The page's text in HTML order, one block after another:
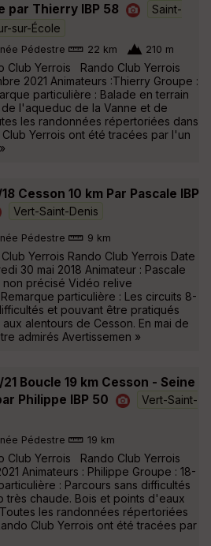
par Thierry IBP 58
Saint-
sur-École
Pédestre 22 km 210 m
Club Yerrois Rando Club Yerrois
2021 Animateurs :Thierry Groupe :
particulière : Balade en terrain
l'aqueduc de la Vanne et de
les randonnées répertoriées dans
Yerrois ont été tracées par l'un
Cesson 10 km Par Pascale IBP
Vert-Saint-Denis
Pédestre 9 km
Yerrois Rando Club Yerrois Date
30 mai 2018 Animateur : Pascale
non précisé Vidéo relive
particulière : Les circuits 8-
et pouvant être pratiqués
alentours de Cesson. En mai de
admirés Avertissemen »
Boucle 19 km Cesson - Seine
Philippe IBP 50
Vert-Saint-
Pédestre 19 km
Club Yerrois Rando Club Yerrois
Animateurs : Philippe Groupe : 18-
: Parcours sans difficultés
très chaude. Bois et points d'eaux
les randonnées répertoriées
Club Yerrois ont été tracées par